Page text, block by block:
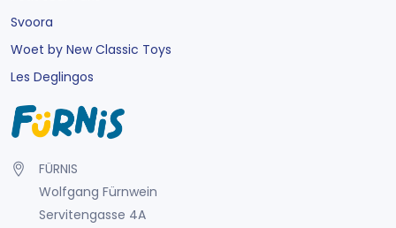
Svoora
Woet by New Classic Toys
Les Deglingos
FÜRNIS
Wolfgang Fürnwein
Servitengasse 4A